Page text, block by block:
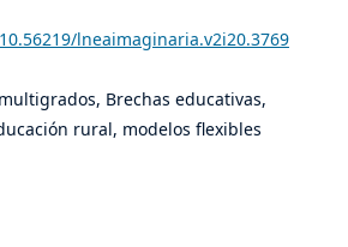
lneaimaginaria.v2i20.3769
Brechas educativas,
rural, modelos flexibles